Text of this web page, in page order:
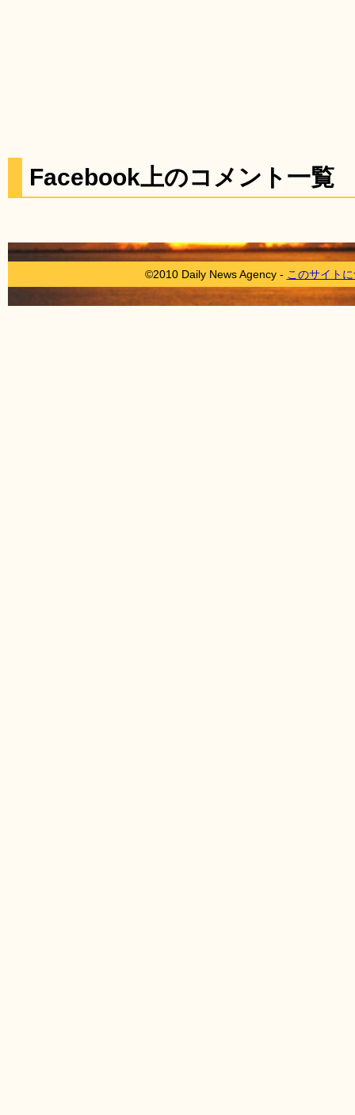
Facebook上のコメント一覧
©2010 Daily News Agency - このサイト